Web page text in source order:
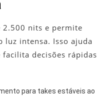
nits e permite
luz intensa. Isso ajuda
decisões rápidas
para takes estáveis ao